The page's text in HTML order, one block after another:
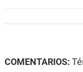
COMENTARIOS: